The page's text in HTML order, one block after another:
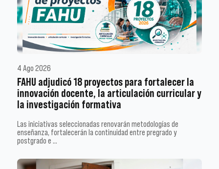
4 Ago 2026
FAHU adjudicó 18 proyectos para fortalecer la
innovación docente, la articulación curricular y
la investigación formativa
Las iniciativas seleccionadas renovarán metodologías de
enseñanza, fortalecerán la continuidad entre pregrado y
postgrado e …